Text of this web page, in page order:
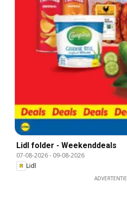
Lidl folder - Weekenddeals
07-08-2026- 09-08-2026
Lidl
ADVERTENTIE